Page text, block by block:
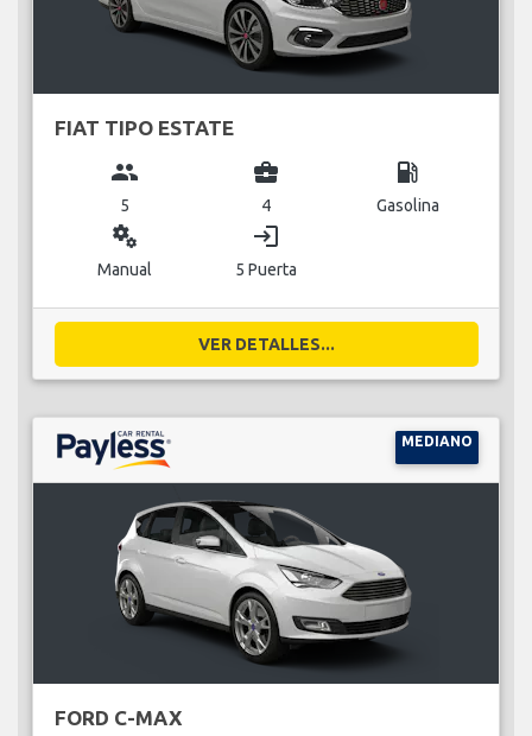
FIAT TIPO ESTATE
group
5
business_center
4
local_gas_station
Gasolina
miscellaneous_services
Manual
login
5 Puerta
VER DETALLES...
MEDIANO
FORD C-MAX